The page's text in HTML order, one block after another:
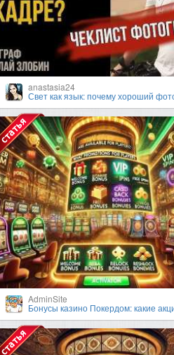
anastasia24
Свет как язык: почему хороший
AdminSite
Бонусы казино Покердом: какие